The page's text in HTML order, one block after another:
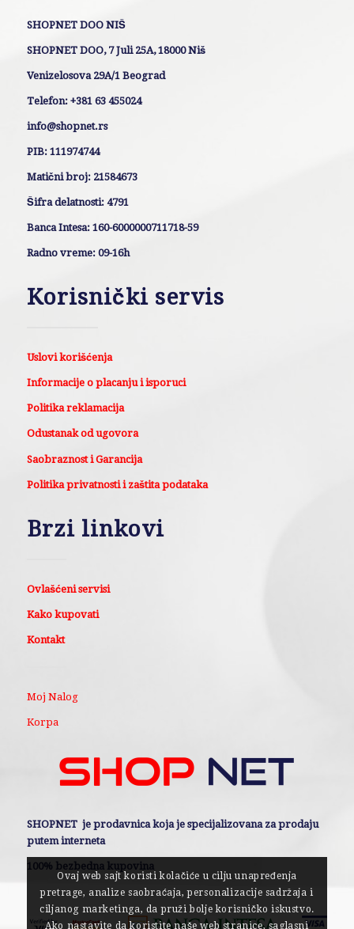
SHOPNET DOO NIŠ
SHOPNET DOO, 7 Juli 25A, 18000 Niš
Venizelosova 29A/1 Beograd
Telefon: +381 63 455024
info@shopnet.rs
PIB: 111974744
Matični broj: 21584673
Šifra delatnosti: 4791
Banca Intesa: 160-6000000711718-59
Radno vreme: 09-16h
Korisnički servis
Uslovi korišćenja
Informacije o placanju i isporuci
Politika reklamacija
Odustanak od ugovora
Saobraznost i Garancija
Politika privatnosti i zaštita podataka
Brzi linkovi
Ovlašćeni servisi
Kako kupovati
Kontakt
Moj Nalog
Korpa
SHOPNET je prodavnica koja je specijalizovana za prodaju
putem interneta
100% bezbedna kupovina
Ovaj web sajt koristi kolačiće u cilju unapređenja
pretrage, analize saobraćaja, personalizacije sadržaja i
ciljanog marketinga, da pruži bolje korisničko iskustvo.
Ako nastavite da koristite naše web stranice, saglasni